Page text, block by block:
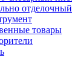
товары